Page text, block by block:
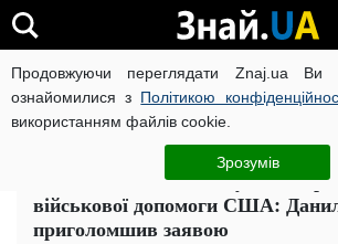
Продовжуючи переглядати Znaj.ua Ви
ознайомилися з Політикою
використанням файлів cookie.
Зрозумів
ВІЙНА РОСІЇ ПРОТИ УКРАЇНИ
Політика
У Зеленського запанікували
військової допомоги США:
приголомшив заявою